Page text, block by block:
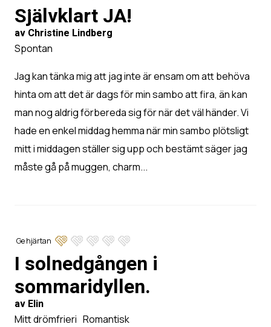
Självklart JA!
av Christine Lindberg
Spontan
Jag kan tänka mig att jag inte är ensam om att behöva
hinta om att det är dags för min sambo att fira, än kan
man nog aldrig förbereda sig för när det väl händer. Vi
hade en enkel middag hemma när min sambo plötsligt
mitt i middagen ställer sig upp och bestämt säger jag
måste gå på muggen, charm...
Ge hjärtan
I solnedgången i
sommaridyllen.
av Elin
Mitt drömfrieri Romantisk